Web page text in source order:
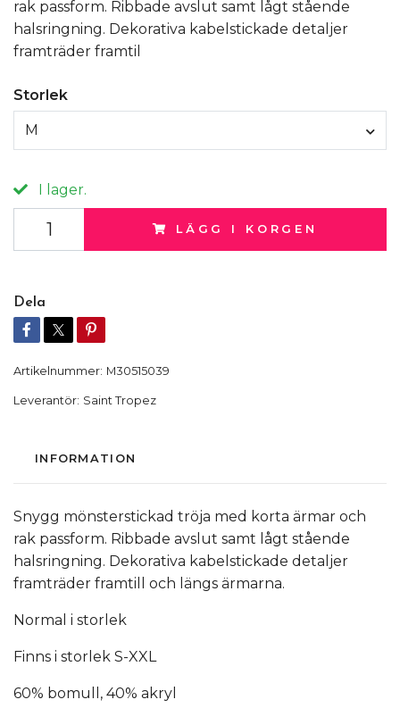
rak passform. Ribbade avslut samt lågt stående
halsringning. Dekorativa kabelstickade detaljer
framträder framtil
Storlek
M
I lager.
LÄGG I KORGEN
Dela
Artikelnummer: M30515039
Leverantör: Saint Tropez
INFORMATION
Snygg mönsterstickad tröja med korta ärmar och
rak passform. Ribbade avslut samt lågt stående
halsringning. Dekorativa kabelstickade detaljer
framträder framtill och längs ärmarna.
Normal i storlek
Finns i storlek S-XXL
60% bomull, 40% akryl